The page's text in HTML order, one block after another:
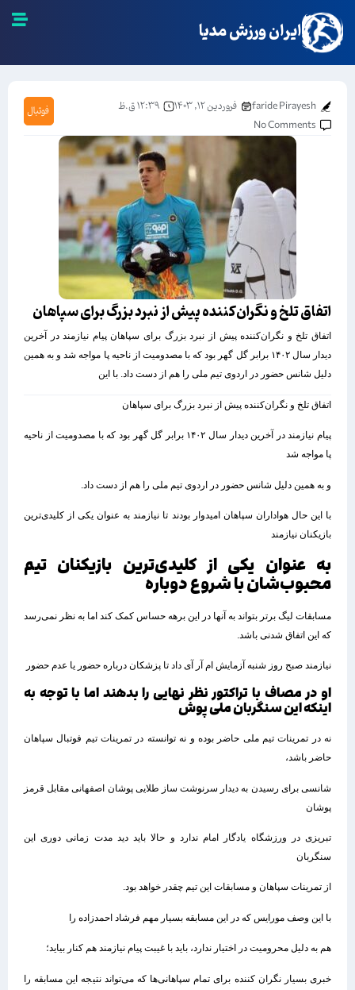
ایران ورزش مدیا
faride Pirayesh فروردین ۱۲, ۱۴۰۳
۱۲:۳۹ ق.ظ
No Comments
فوتبال
اتفاق تلخ و نگران‌کننده پیش از نبرد بزرگ برای سپاهان
اتفاق تلخ و نگران‌کننده پیش از نبرد بزرگ برای سپاهان پیام نیازمند در آخرین
دیدار سال ۱۴۰۲ برابر گل گهر بود که با مصدومیت از ناحیه پا مواجه شد و به همین
دلیل شانس حضور در اردوی تیم ملی را هم از دست داد. با این
اتفاق تلخ و نگران‌کننده پیش از نبرد بزرگ برای سپاهان
پیام نیازمند در آخرین دیدار سال ۱۴۰۲ برابر گل گهر بود که با مصدومیت از ناحیه
پا مواجه شد
و به همین دلیل شانس حضور در اردوی تیم ملی را هم از دست داد.
با این حال هواداران سپاهان امیدوار بودند تا نیازمند به عنوان یکی از کلیدی‌ترین
بازیکنان نیازمند
به عنوان یکی از کلیدی‌ترین بازیکنان تیم
محبوب‌شان با شروع دوباره
مسابقات لیگ برتر بتواند به آنها در این برهه حساس کمک کند اما به نظر نمی‌رسد
که این اتفاق شدنی باشد.
نیازمند صبح روز شنبه آزمایش ام آر آی داد تا پزشکان درباره حضور یا عدم حضور
او در مصاف با تراکتور نظر نهایی را بدهند اما با توجه به
اینکه این سنگربان ملی پوش
نه در تمرینات تیم ملی حاضر بوده و نه توانسته در تمرینات تیم فوتبال سپاهان
حاضر باشد،
شانسی برای رسیدن به دیدار سرنوشت ساز طلایی پوشان اصفهانی مقابل قرمز
پوشان
تبریزی در ورزشگاه یادگار امام ندارد و حالا باید دید مدت زمانی دوری این
سنگربان
از تمرینات سپاهان و مسابقات این تیم چقدر خواهد بود.
با این وصف مورایس که در این مسابقه بسیار مهم فرشاد احمدزاده را
هم به دلیل محرومیت در اختیار ندارد، باید با غیبت پیام نیازمند هم کنار بیاید؛
خبری بسیار نگران کننده برای تمام سپاهانی‌ها که می‌تواند نتیجه این مسابقه را